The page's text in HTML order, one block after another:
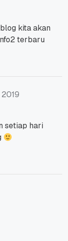
kita akan
terbaru
2019
setiap hari